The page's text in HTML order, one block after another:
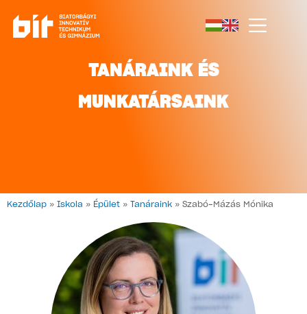
TANÁRAINK ÉS
MUNKATÁRSAINK
Kezdőlap » Iskola » Épület » Tanáraink » Szabó-Mázás Mónika